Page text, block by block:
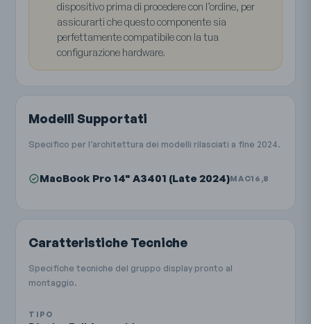
dispositivo prima di procedere con l’ordine, per
assicurarti che questo componente sia
perfettamente compatibile con la tua
configurazione hardware.
Modelli Supportati
Specifico per l’architettura dei modelli rilasciati a fine 2024.
MacBook Pro 14" A3401 (Late 2024)MAC16,8
Caratteristiche Tecniche
Specifiche tecniche del gruppo display pronto al
montaggio.
TIPO